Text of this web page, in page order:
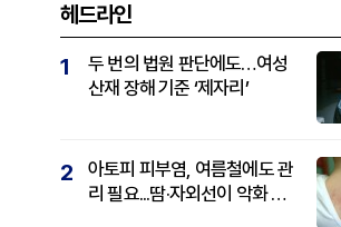
헤드라인
1
두 번의 법원 판단에도…여성
산재 장해 기준 ‘제자리’
2
아토피 피부염, 여름철에도 관
리 필요...땀·자외선이 악화 요